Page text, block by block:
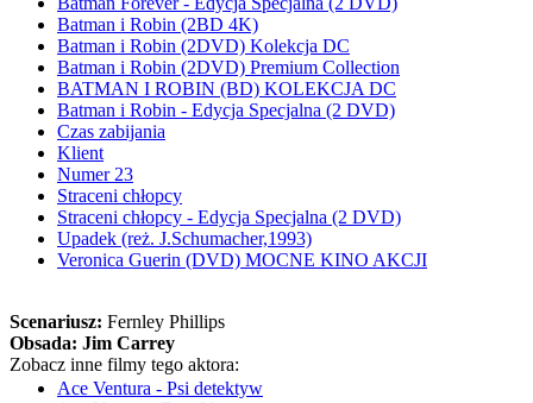
Batman i Robin (2BD 4K)
Batman i Robin (2DVD) Kolekcja DC
Batman i Robin (2DVD) Premium Collection
BATMAN I ROBIN (BD) KOLEKCJA DC
Batman i Robin - Edycja Specjalna (2 DVD)
Czas zabijania
Klient
Numer 23
Straceni chłopcy
Straceni chłopcy - Edycja Specjalna (2 DVD)
Upadek (reż. J.Schumacher,1993)
Veronica Guerin (DVD) MOCNE KINO AKCJI
Scenariusz: Fernley Phillips
Obsada: Jim Carrey
Zobacz inne filmy tego aktora:
Ace Ventura - Psi detektyw